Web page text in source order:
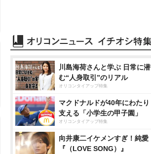
川島海荷さんと学ぶ 日常に潜
む“人身取引”のリアル
オリコンタイアップ特集
マクドナルドが40年にわたり
支える「小学生の甲子園」
オリコンタイアップ特集
向井康二イケメンすぎ！純愛
『（LOVE SONG）』